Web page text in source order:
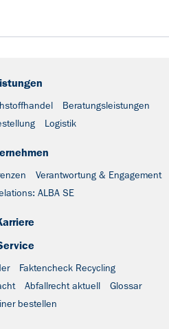
Beratungsleistungen
Logistik
Verantwortung & Engagement
ALBA SE
Faktencheck Recycling
Abfallrecht aktuell
Glossar
bestellen